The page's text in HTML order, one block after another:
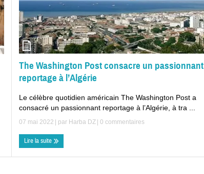
The Washington Post consacre un passionnant
reportage à l’Algérie
Le célèbre quotidien américain The Washington Post a
consacré un passionnant reportage à l’Algérie, à tra ...
07 mai 2022 | par Harba DZ 0 commentaires
Lire la suite